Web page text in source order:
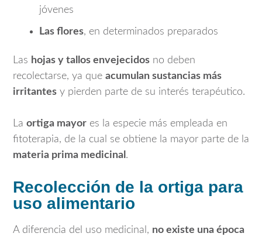
jóvenes
Las flores, en determinados preparados
Las hojas y tallos envejecidos no deben
recolectarse, ya que acumulan sustancias más
irritantes y pierden parte de su interés terapéutico.
La ortiga mayor es la especie más empleada en
fitoterapia, de la cual se obtiene la mayor parte de la
materia prima medicinal .
Recolección de la ortiga para
uso alimentario
A diferencia del uso medicinal, no existe una época